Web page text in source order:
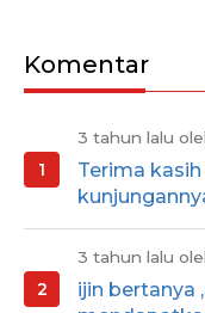
Komentar
3 tahun lalu
Terima
3 tahun lalu
ijin bertanya